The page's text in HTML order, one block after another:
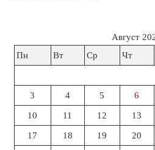
Август
Пн
Вт Ср Чт
3 4 5 6
10 11 12 13
17 18 19 20